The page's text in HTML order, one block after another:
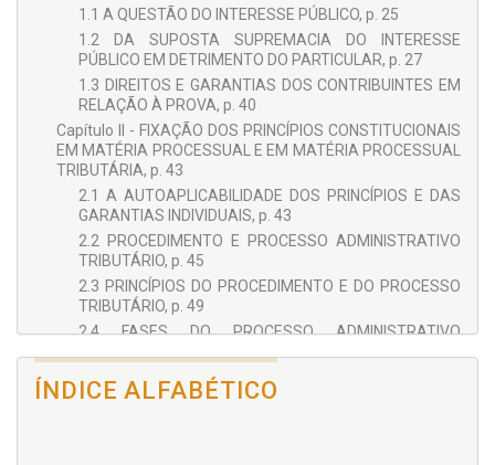
1.1 A QUESTÃO DO INTERESSE PÚBLICO, p. 25
1.2 DA SUPOSTA SUPREMACIA DO INTERESSE
PÚBLICO EM DETRIMENTO DO PARTICULAR, p. 27
1.3 DIREITOS E GARANTIAS DOS CONTRIBUINTES EM
RELAÇÃO À PROVA, p. 40
Capítulo II - FIXAÇÃO DOS PRINCÍPIOS CONSTITUCIONAIS
EM MATÉRIA PROCESSUAL E EM MATÉRIA PROCESSUAL
TRIBUTÁRIA, p. 43
2.1 A AUTOAPLICABILIDADE DOS PRINCÍPIOS E DAS
GARANTIAS INDIVIDUAIS, p. 43
2.2 PROCEDIMENTO E PROCESSO ADMINISTRATIVO
TRIBUTÁRIO, p. 45
2.3 PRINCÍPIOS DO PROCEDIMENTO E DO PROCESSO
TRIBUTÁRIO, p. 49
2.4 FASES DO PROCESSO ADMINISTRATIVO
2.5 A GARANTIA DO DEVIDO PROCESSO LEGAL E DO
CONTRADITÓRIO EM FACE DA CONSTITUIÇÃO
ÍNDICE ALFABÉTICO